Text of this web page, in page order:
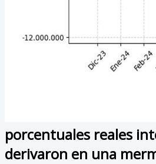
porcentuales reales
derivaron en una